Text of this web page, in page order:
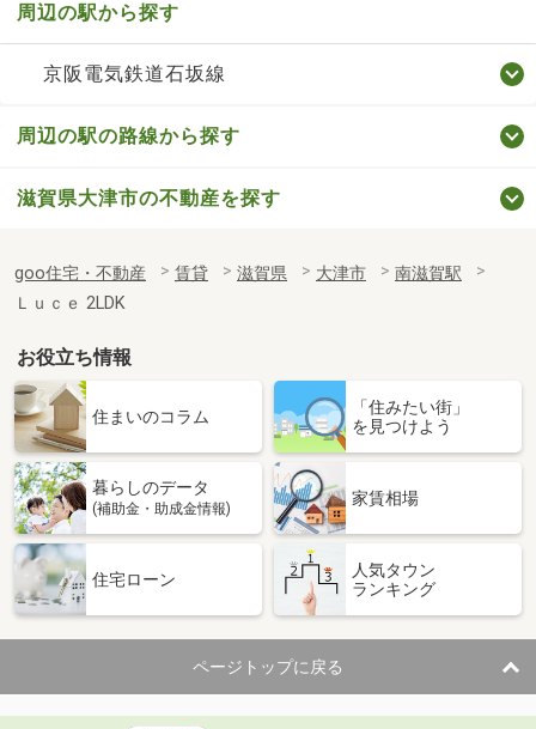
周辺の駅から探す
京阪電気鉄道石坂線
周辺の駅の路線から探す
滋賀県大津市の不動産を探す
goo住宅・不動産 賃貸 滋賀県 大津市
南滋賀駅
Ｌｕｃｅ 2LDK
お役立ち情報
住まいのコラム
「住みたい街」
を見つけよう
暮らしのデータ
(補助金・助成金情報)
家賃相場
住宅ローン
人気タウン
ランキング
ページトップに戻る